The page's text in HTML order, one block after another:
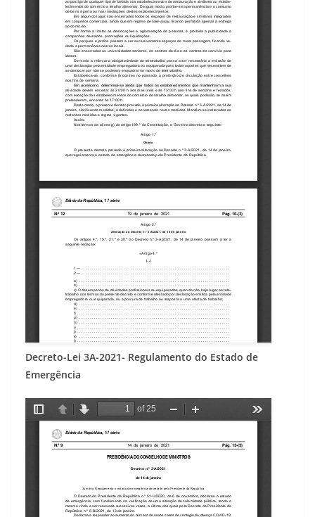
Decreto-Lei 3A-2021- Regulamento do Estado de
Emergência